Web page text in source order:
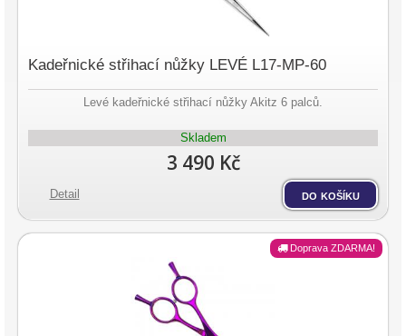
Kadeřnické střihací nůžky LEVÉ L17-MP-60
Levé kadeřnické střihací nůžky Akitz 6 palců.
Skladem
3 490 Kč
Detail do košíku
Doprava ZDARMA!